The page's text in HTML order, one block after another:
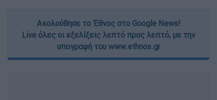
Ακολούθησε το Έθνος στο Google News!
Live όλες οι εξελίξεις λεπτό προς λεπτό, με την
υπογραφή του www.ethnos.gr